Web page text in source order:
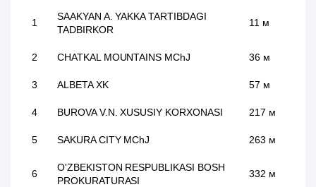
1
SAAKYAN A. YAKKA TARTIBDAGI
TADBIRKOR
11 м
2 CHATKAL MOUNTAINS MChJ 36 м
3 ALBETA XK 57 м
4 BUROVA V.N. XUSUSIY KORXONASI 217 м
5 SAKURA CITY MChJ 263 м
6
O'ZBEKISTON RESPUBLIKASI BOSH
PROKURATURASI
332 м